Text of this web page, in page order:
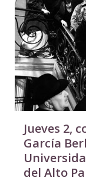
Jueves 2,
García
del Alto